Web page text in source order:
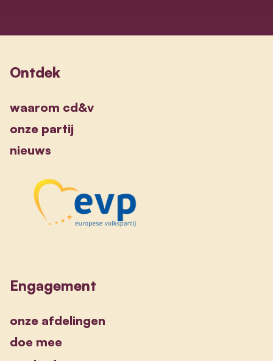
Ontdek
waarom cd&v
onze partij
nieuws
Engagement
onze afdelingen
doe mee